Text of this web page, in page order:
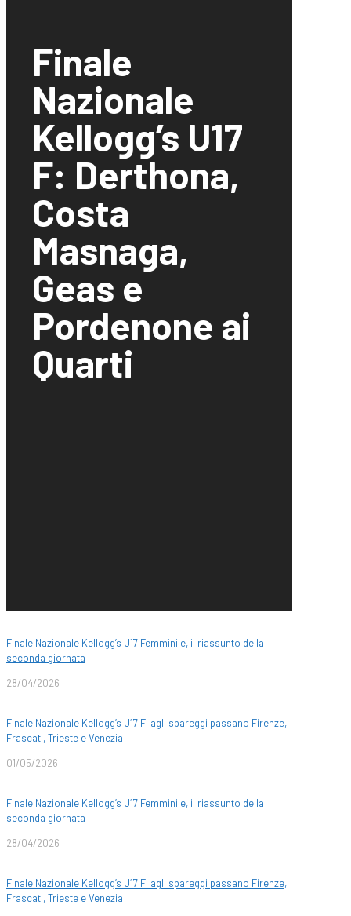
Finale
Nazionale
Kellogg’s U17
F: Derthona,
Costa
Masnaga,
Geas e
Pordenone ai
Quarti
Finale Nazionale Kellogg’s U17 Femminile, il riassunto della
seconda giornata
28/04/2026
Finale Nazionale Kellogg’s U17 F: agli spareggi passano Firenze,
Frascati, Trieste e Venezia
01/05/2026
Finale Nazionale Kellogg’s U17 Femminile, il riassunto della
seconda giornata
28/04/2026
Finale Nazionale Kellogg’s U17 F: agli spareggi passano Firenze,
Frascati, Trieste e Venezia